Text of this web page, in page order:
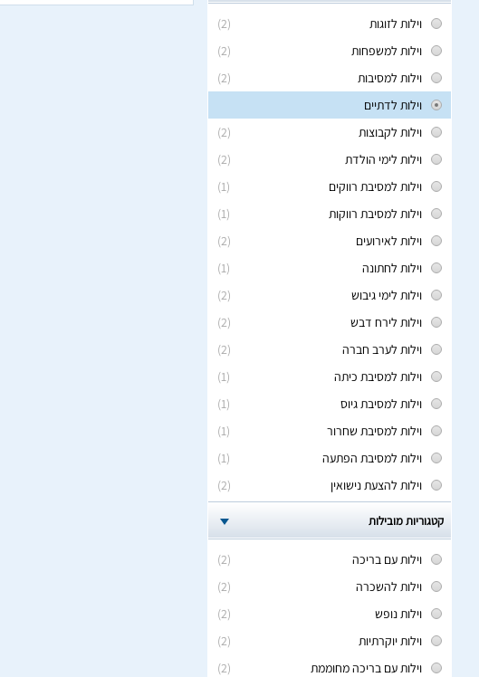
(2)
וילות לזוגות
(2)
וילות למשפחות
(2)
וילות למסיבות
וילות לדתיים
(2)
וילות לקבוצות
(2)
וילות לימי הולדת
(1)
וילות למסיבת רווקים
(1)
וילות למסיבת רווקות
(2)
וילות לאירועים
(1)
וילות לחתונה
(2)
וילות לימי גיבוש
(2)
וילות לירח דבש
(2)
וילות לערב חברה
(1)
וילות למסיבת כיתה
(1)
וילות למסיבת גיוס
(1)
וילות למסיבת שחרור
(1)
וילות למסיבת הפתעה
(2)
וילות להצעת נישואין
קטגוריות מובילות
(2)
וילות עם בריכה
(2)
וילות להשכרה
(2)
וילות נופש
(2)
וילות יוקרתיות
(2)
וילות עם בריכה מחוממת